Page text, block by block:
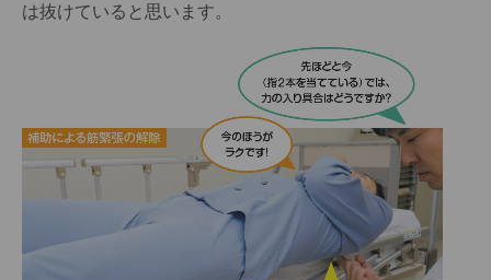
は抜けていると思います。